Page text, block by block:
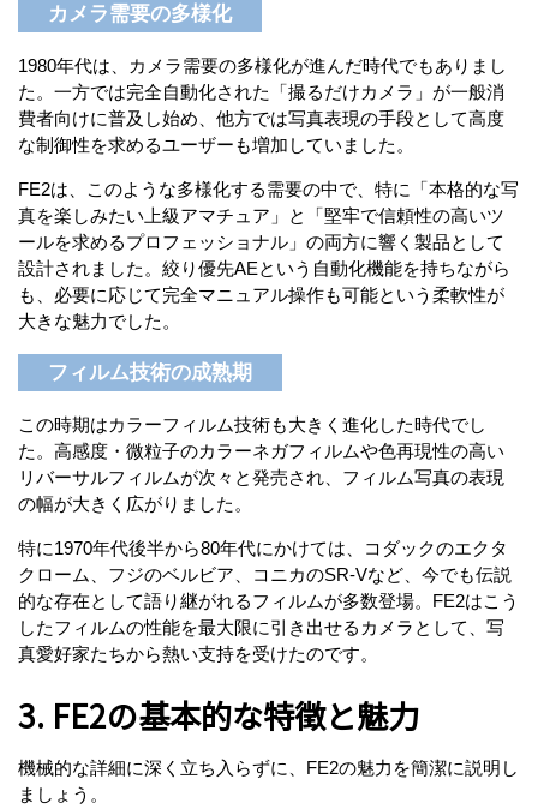
カメラ需要の多様化
1980年代は、カメラ需要の多様化が進んだ時代でもありまし
た。一方では完全自動化された「撮るだけカメラ」が一般消
費者向けに普及し始め、他方では写真表現の手段として高度
な制御性を求めるユーザーも増加していました。
FE2は、このような多様化する需要の中で、特に「本格的な写
真を楽しみたい上級アマチュア」と「堅牢で信頼性の高いツ
ールを求めるプロフェッショナル」の両方に響く製品として
設計されました。絞り優先AEという自動化機能を持ちながら
も、必要に応じて完全マニュアル操作も可能という柔軟性が
大きな魅力でした。
フィルム技術の成熟期
この時期はカラーフィルム技術も大きく進化した時代でし
た。高感度・微粒子のカラーネガフィルムや色再現性の高い
リバーサルフィルムが次々と発売され、フィルム写真の表現
の幅が大きく広がりました。
特に1970年代後半から80年代にかけては、コダックのエクタ
クローム、フジのベルビア、コニカのSR-Vなど、今でも伝説
的な存在として語り継がれるフィルムが多数登場。FE2はこう
したフィルムの性能を最大限に引き出せるカメラとして、写
真愛好家たちから熱い支持を受けたのです。
3. FE2の基本的な特徴と魅力
機械的な詳細に深く立ち入らずに、FE2の魅力を簡潔に説明し
ましょう。